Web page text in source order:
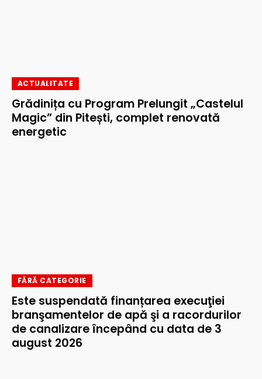
ACTUALITATE
Grădinița cu Program Prelungit „Castelul
Magic” din Pitești, complet renovată
energetic
FĂRĂ CATEGORIE
Este suspendată finanțarea execuţiei
branşamentelor de apă şi a racordurilor
de canalizare începând cu data de 3
august 2026